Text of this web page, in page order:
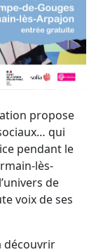
propose
qui
pendant le
lès-
de
voix de ses
découvrir